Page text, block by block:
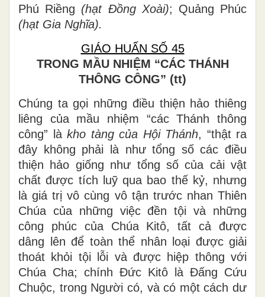
Phú Riềng (hạt Đồng Xoài); Quảng Phúc
(hạt Gia Nghĩa).
GIÁO HUẤN SỐ 45
TRONG MẦU NHIỆM “CÁC THÁNH
THÔNG CÔNG” (tt)
Chúng ta gọi những điều thiện hảo thiêng
liêng của mầu nhiệm “các Thánh thông
công” là kho tàng của Hội Thánh, “thật ra
đây không phải là như tổng số các điều
thiện hảo giống như tổng số của cải vật
chất được tích luỹ qua bao thế kỷ, nhưng
là giá trị vô cùng vô tận trước nhan Thiên
Chúa của những việc đền tội và những
công phúc của Chúa Kitô, tất cả được
dâng lên để toàn thể nhân loại được giải
thoát khỏi tội lỗi và được hiệp thông với
Chúa Cha; chính Đức Kitô là Đấng Cứu
Chuộc, trong Người có, và có một cách dư